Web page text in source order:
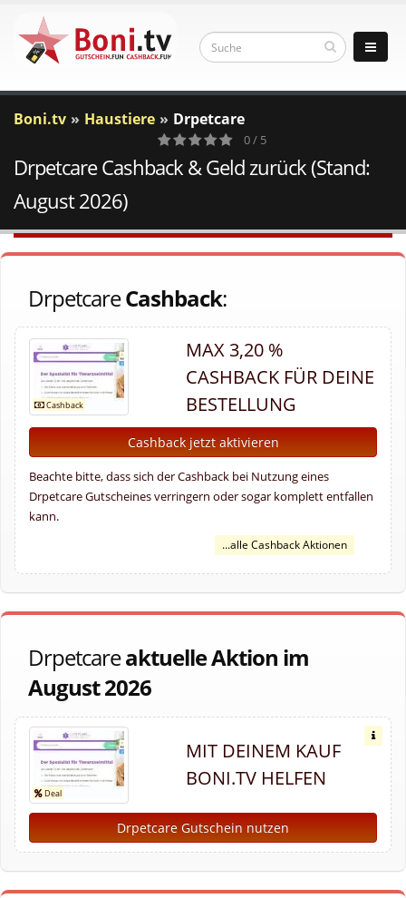
Boni.tv Haustiere Drpetcare
0
Votes
0 / 5
Drpetcare Cashback & Geld zurück (Stand:
August 2026)
DrpetcareCashback:
MAX 3,20 %
CASHBACK FÜR DEINE
BESTELLUNG
Cashback jetzt aktivieren
Beachte bitte, dass sich der Cashback bei Nutzung eines
Drpetcare Gutscheines verringern oder sogar komplett entfallen
kann.
...alle Cashback Aktionen
Drpetcareaktuelle Aktion im
August 2026
MIT DEINEM KAUF
BONI.TV HELFEN
Drpetcare Gutschein nutzen